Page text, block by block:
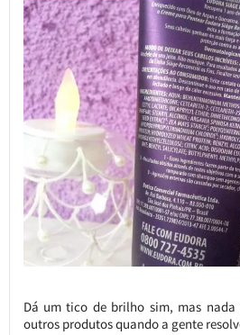
Dá um tico de brilho sim, mas
outros produtos quando a gente